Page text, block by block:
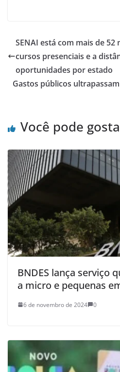
SENAI está com mais de 52
cursos presenciais e a
oportunidades por estado
Gastos públicos
Você pode
BNDES lança serviço
a micro e pequenas
6 de novembro de 2024 0